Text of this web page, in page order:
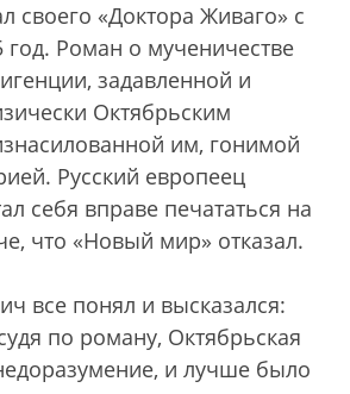
своего «Доктора Живаго» с
год. Роман о мученичестве
задавленной и
Октябрьским
им, гонимой
Русский европеец
себя вправе печататься на
что «Новый мир» отказал.
все понял и высказался:
по роману, Октябрьская
и лучше было